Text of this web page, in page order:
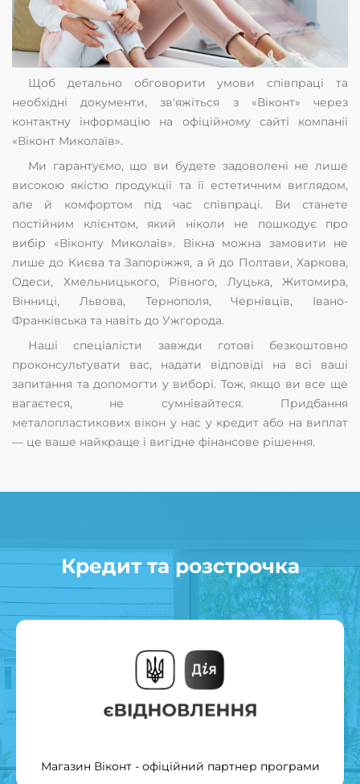
Щоб детально обговорити умови співпраці та
необхідні документи, зв'яжіться з «Віконт» через
контактну інформацію на офіційному сайті компанії
«Віконт Миколаїв».
Ми гарантуємо, що ви будете задоволені не лише
високою якістю продукції та її естетичним виглядом,
але й комфортом під час співпраці. Ви станете
постійним клієнтом, який ніколи не пошкодує про
вибір «Віконту Миколаїв». Вікна можна замовити не
лише до Києва та Запоріжжя, а й до Полтави, Харкова,
Одеси, Хмельницького, Рівного, Луцька, Житомира,
Вінниці, Львова, Тернополя, Чернівців, Івано-
Франківська та навіть до Ужгорода.
Наші спеціалісти завжди готові безкоштовно
проконсультувати вас, надати відповіді на всі ваші
запитання та допомогти у виборі. Тож, якщо ви все ще
вагаєтеся, не сумнівайтеся. Придбання
металопластикових вікон у нас у кредит або на виплат
— це ваше найкраще і вигідне фінансове рішення.
Кредит та розстрочка
Магазин Віконт - офіційний партнер програми